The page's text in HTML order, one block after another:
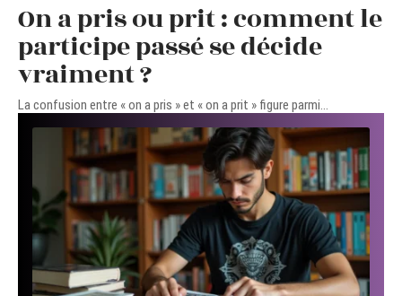
On a pris ou prit : comment le
participe passé se décide
vraiment ?
La confusion entre « on a pris » et « on a prit » figure parmi